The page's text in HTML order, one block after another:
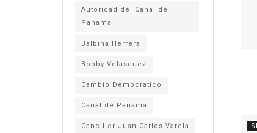
Autoridad del Canal de
Panama
Balbina Herrera
Bobby Velasquez
Cambio Democratico
Canal de Panamá
Canciller Juan Carlos Varela